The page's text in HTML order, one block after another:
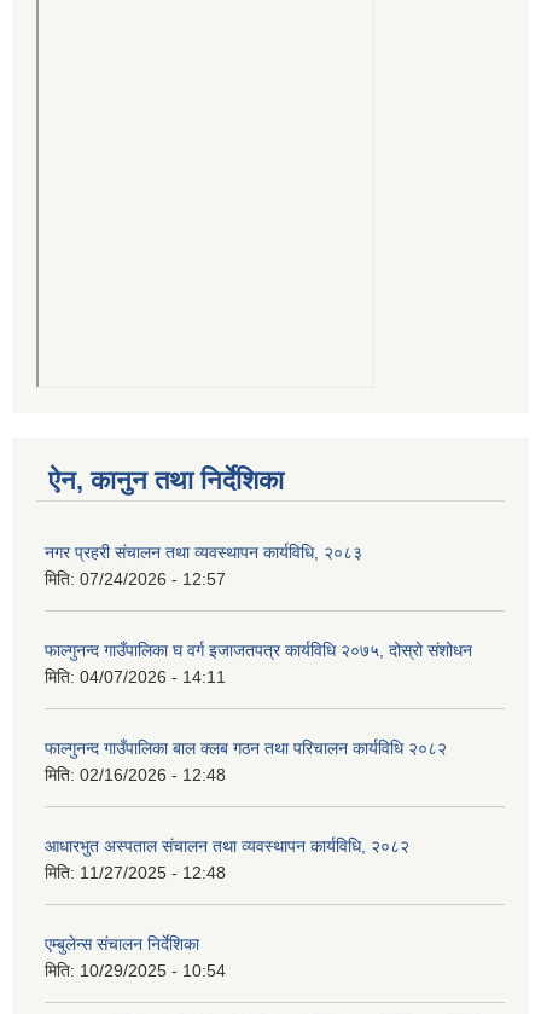
ऐन, कानुन तथा निर्देशिका
नगर प्रहरी संचालन तथा व्यवस्थापन कार्यविधि, २०८३
मिति: 07/24/2026 - 12:57
फाल्गुनन्द गाउँपालिका घ वर्ग इजाजतपत्र कार्यविधि २०७५, दोस्रो संशोधन
मिति: 04/07/2026 - 14:11
फाल्गुनन्द गाउँपालिका बाल क्लब गठन तथा परिचालन कार्यविधि २०८२
मिति: 02/16/2026 - 12:48
आधारभुत अस्पताल संचालन तथा व्यवस्थापन कार्यविधि, २०८२
मिति: 11/27/2025 - 12:48
एम्बुलेन्स संचालन निर्देशिका
मिति: 10/29/2025 - 10:54